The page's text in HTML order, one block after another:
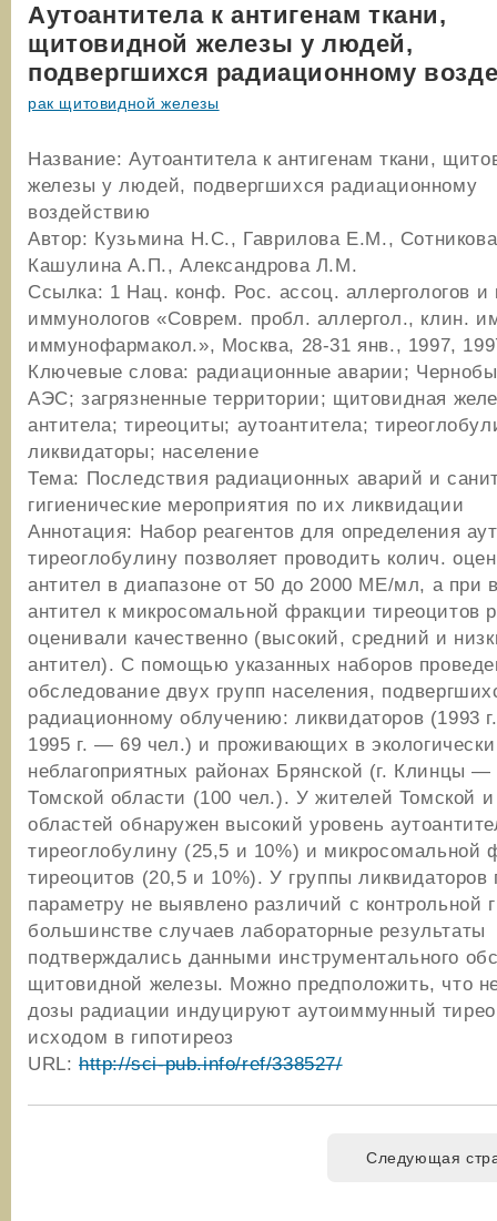
Аутоантитела к антигенам ткани,
щитовидной железы у людей,
подвергшихся радиационному
рак щитовидной железы
Название: Аутоантитела к антигенам ткани,
железы у людей, подвергшихся радиационному
воздействию
Автор: Кузьмина Н.С., Гаврилова Е.М.,
Кашулина А.П., Александрова Л.М.
Ссылка: 1 Нац. конф. Рос. ассоц. аллергологов и
иммунологов «Соврем. пробл. аллергол., клин.
иммунофармакол.», Москва, 28-31 янв., 1997,
Ключевые слова: радиационные аварии;
АЭС; загрязненные территории; щитовидная
антитела; тиреоциты; аутоантитела;
ликвидаторы; население
Тема: Последствия радиационных аварий и
гигиенические мероприятия по их ликвидации
Аннотация: Набор реагентов для определения
тиреоглобулину позволяет проводить колич.
антител в диапазоне от 50 до 2000 МЕ/мл, а при
антител к микросомальной фракции тиреоцитов
оценивали качественно (высокий, средний и
антител). С помощью указанных наборов
обследование двух групп населения,
радиационному облучению: ликвидаторов (1993
1995 г. — 69 чел.) и проживающих в экологически
неблагоприятных районах Брянской (г. Клинцы
Томской области (100 чел.). У жителей Томской
областей обнаружен высокий уровень
тиреоглобулину (25,5 и 10%) и микросомальной
тиреоцитов (20,5 и 10%). У группы ликвидаторов
параметру не выявлено различий с контрольной
большинстве случаев лабораторные результаты
подтверждались данными инструментального
щитовидной железы. Можно предположить, что
дозы радиации индуцируют аутоиммунный
исходом в гипотиреоз
URL: http://sci-pub.info/ref/338527/
Следующая